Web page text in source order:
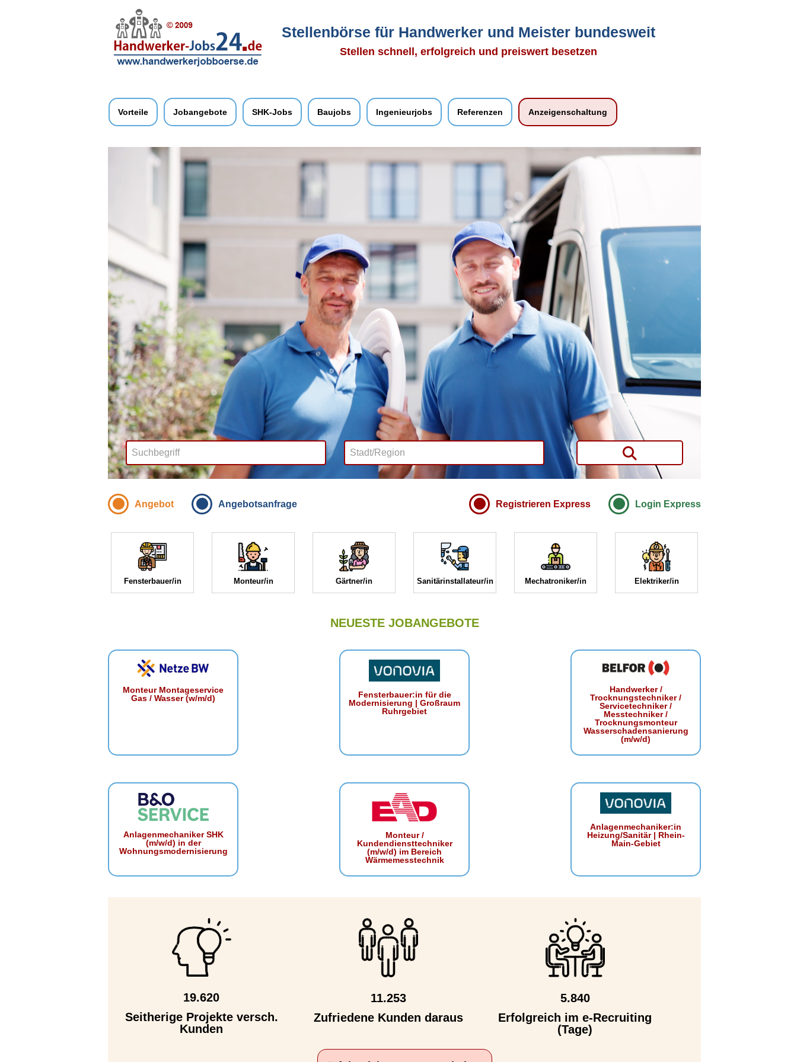
Stellenbörse für Handwerker und Meister bundesweit
Stellen schnell, erfolgreich und preiswert besetzen
Vorteile Jobangebote SHK-Jobs Baujobs Ingenieurjobs Referenzen Anzeigenschaltung
Angebot Angebotsanfrage Registrieren Express Login Express
Fensterbauer/in Monteur/in Gärtner/in Sanitärinstallateur/in Mechatroniker/in Elektriker/in
NEUESTE JOBANGEBOTE
Monteur Montageservice
Gas / Wasser (w/m/d)
Fensterbauer:in für die
Modernisierung | Großraum
Ruhrgebiet
Handwerker /
Trocknungstechniker /
Servicetechniker /
Messtechniker /
Trocknungsmonteur
Wasserschadensanierung
(m/w/d)
Anlagenmechaniker SHK
(m/w/d) in der
Wohnungsmodernisierung
Monteur /
Kundendiensttechniker
(m/w/d) im Bereich
Wärmemesstechnik
Anlagenmechaniker:in
Heizung/Sanitär | Rhein-
Main-Gebiet
19.620
Seitherige Projekte versch.
Kunden
11.253
Zufriedene Kunden daraus
5.840
Erfolgreich im e-Recruiting
(Tage)